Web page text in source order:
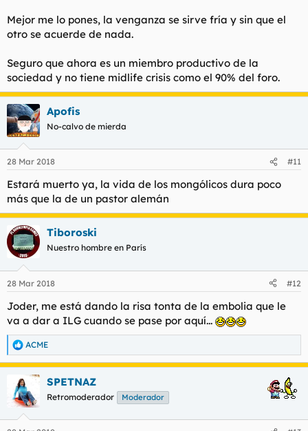
Mejor me lo pones, la venganza se sirve fría y sin que el
otro se acuerde de nada.
Seguro que ahora es un miembro productivo de la
sociedad y no tiene midlife crisis como el 90% del foro.
Apofis
No-calvo de mierda
28 Mar 2018 #11
Estará muerto ya, la vida de los mongólicos dura poco
más que la de un pastor alemán
Tiboroski
Nuestro hombre en París
28 Mar 2018 #12
Joder, me está dando la risa tonta de la embolia que le
va a dar a ILG cuando se pase por aquí...
R
e
a
c
i
ACME
SPETNAZ
Retromoderador Moderador